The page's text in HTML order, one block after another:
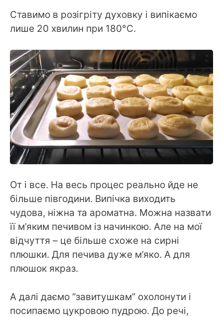
Ставимо в розігріту духовку і випікаємо
лише 20 хвилин при 180°С.
От і все. На весь процес реально йде не
більше півгодини. Випічка виходить
чудова, ніжна та ароматна. Можна назвати
її м’яким печивом із начинкою. Але на мої
відчуття – це більше схоже на сирні
плюшки. Для печива дуже м’яко. А для
плюшок якраз.
А далі даємо “завитушкам” охолонути і
посипаємо цукровою пудрою. До речі,